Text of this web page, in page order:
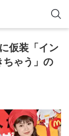
仮装「イン
ゃう」の